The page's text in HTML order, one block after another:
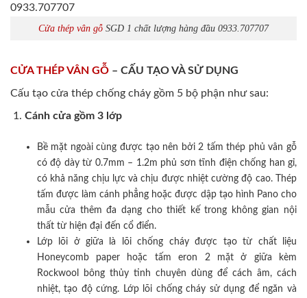
Cửa thép vân gỗ SGD 1 chất lượng hàng đầu 0933.707707
CỬA THÉP VÂN GỖ – CẤU TẠO VÀ SỬ DỤNG
Cấu tạo cửa thép chống cháy gồm 5 bộ phận như sau:
Cánh cửa gồm 3 lớp
Bề mặt ngoài cùng được tạo nên bởi 2 tấm thép phủ vân gỗ
có độ dày từ 0.7mm – 1.2m phủ sơn tĩnh điện chống han gỉ,
có khả năng chịu lực và chịu được nhiệt cường độ cao. Thép
tấm được làm cánh phẳng hoặc được dập tạo hình Pano cho
mẫu cửa thêm đa dạng cho thiết kế trong không gian nội
thất từ hiện đại đến cổ điển.
Lớp lõi ở giữa là lõi chống cháy được tạo từ chất liệu
Honeycomb paper hoặc tấm eron 2 mặt ở giữa kèm
Rockwool bông thủy tinh chuyên dùng để cách âm, cách
nhiệt, tạo độ cứng. Lớp lõi chống cháy sử dụng để ngăn và